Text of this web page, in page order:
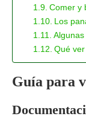
Comer y
Los
Qué
Guía para